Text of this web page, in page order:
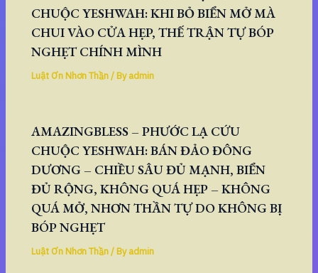
CHUỘC YESHWAH: KHI BỎ BIỂN MỞ MÀ
CHUI VÀO CỬA HẸP, THẾ TRẬN TỰ BÓP
NGHẸT CHÍNH MÌNH
Luật Ơn Nhơn Thần/ Byadmin
AMAZINGBLESS – PHƯỚC LẠ CỨU
CHUỘC YESHWAH: BÁN ĐẢO ĐÔNG
DƯƠNG – CHIỀU SÂU ĐỦ MẠNH, BIỂN
ĐỦ RỘNG, KHÔNG QUÁ HẸP – KHÔNG
QUÁ MỞ, NHƠN THẦN TỰ DO KHÔNG BỊ
BÓP NGHẸT
Luật Ơn Nhơn Thần/ Byadmin